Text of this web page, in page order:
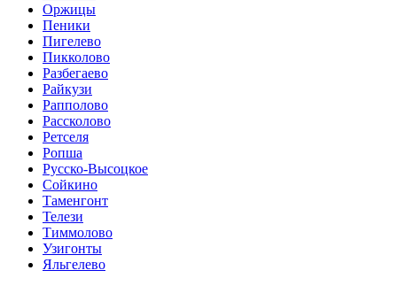
Оржицы
Пеники
Пигелево
Пикколово
Разбегаево
Райкузи
Рапполово
Рассколово
Ретселя
Ропша
Русско-Высоцкое
Сойкино
Таменгонт
Телези
Тиммолово
Узигонты
Яльгелево